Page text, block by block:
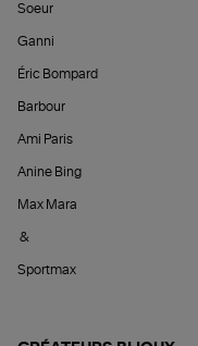
Soeur
Ganni
Éric Bompard
Barbour
Ami Paris
Anine Bing
Max Mara
&
Sportmax